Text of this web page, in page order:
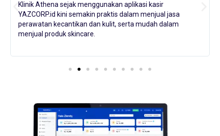
Klinik Athena sejak menggunakan aplikasi kasir
YAZCORP.id kini semakin praktis dalam menjual jasa
perawatan kecantikan dan kulit, serta mudah dalam
menjual produk skincare.